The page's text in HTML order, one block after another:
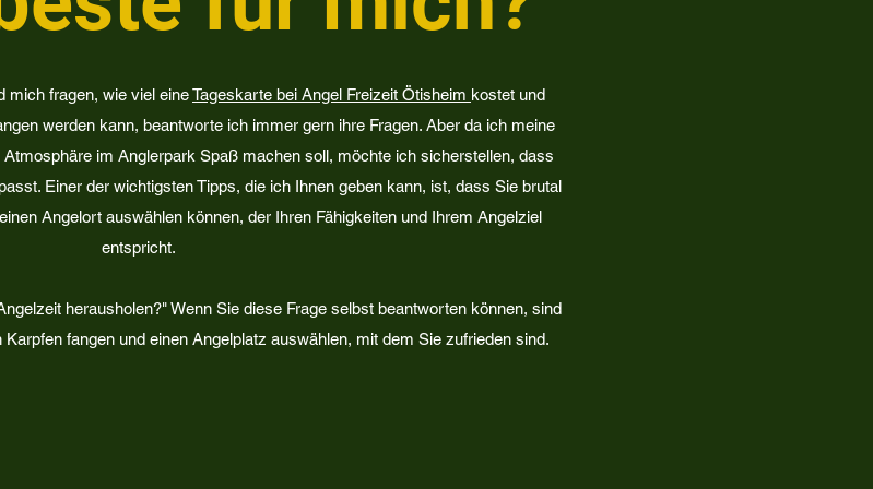
mich fragen, wie viel eineTageskarte bei Angel Freizeit Ötisheim kostet und
werden kann, beantworte ich immer gern ihre Fragen. Aber da ich meine
Atmosphäre im Anglerpark Spaß machen soll, möchte ich sicherstellen, dass
Einer der wichtigsten Tipps, die ich Ihnen geben kann, ist, dass Sie brutal
Angelort auswählen können, der Ihren Fähigkeiten und Ihrem Angelziel
entspricht.
herausholen?" Wenn Sie diese Frage selbst beantworten können, sind
fangen und einen Angelplatz auswählen, mit dem Sie zufrieden sind.